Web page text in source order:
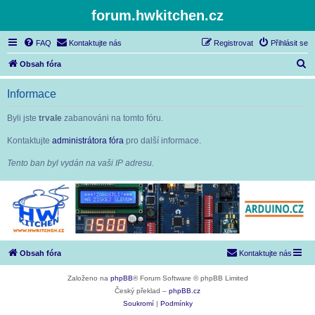
forum.hwkitchen.cz
FAQ Kontaktujte nás Přihlásit se
Registrovat
Obsah fóra
l
Informace
Byli jste trvale zabanováni na tomto fóru.
Kontaktujte administrátora fóra pro další informace.
Tento ban byl vydán na vaši IP adresu.
Obsah fóra Kontaktujte nás
Založeno na phpBB® Forum Software © phpBB Limited
Český překlad – phpBB.cz
Soukromí
Podmínky